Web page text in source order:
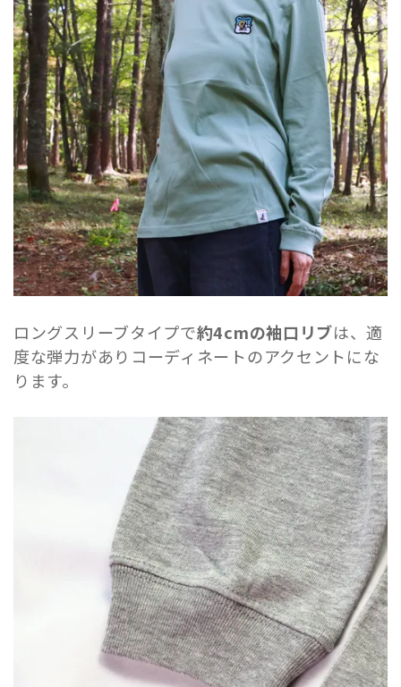
ロングスリーブタイプで約4cmの袖口リブは、適
度な弾力がありコーディネートのアクセントにな
ります。